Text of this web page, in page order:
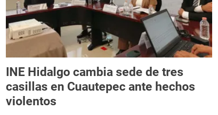
INE Hidalgo cambia sede de tres
casillas en Cuautepec ante hechos
violentos